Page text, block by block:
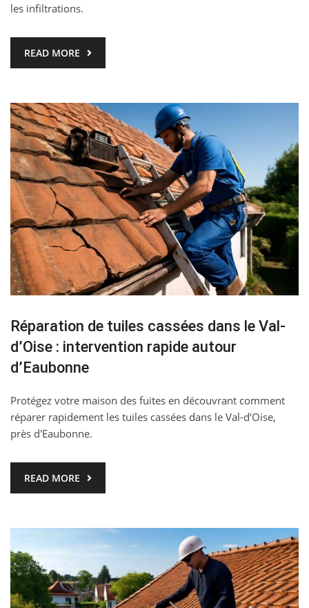
les infiltrations.
READ MORE
Réparation de tuiles cassées dans le Val-
d’Oise : intervention rapide autour
d’Eaubonne
Protégez votre maison des fuites en découvrant comment
réparer rapidement les tuiles cassées dans le Val-d’Oise,
près d'Eaubonne.
READ MORE